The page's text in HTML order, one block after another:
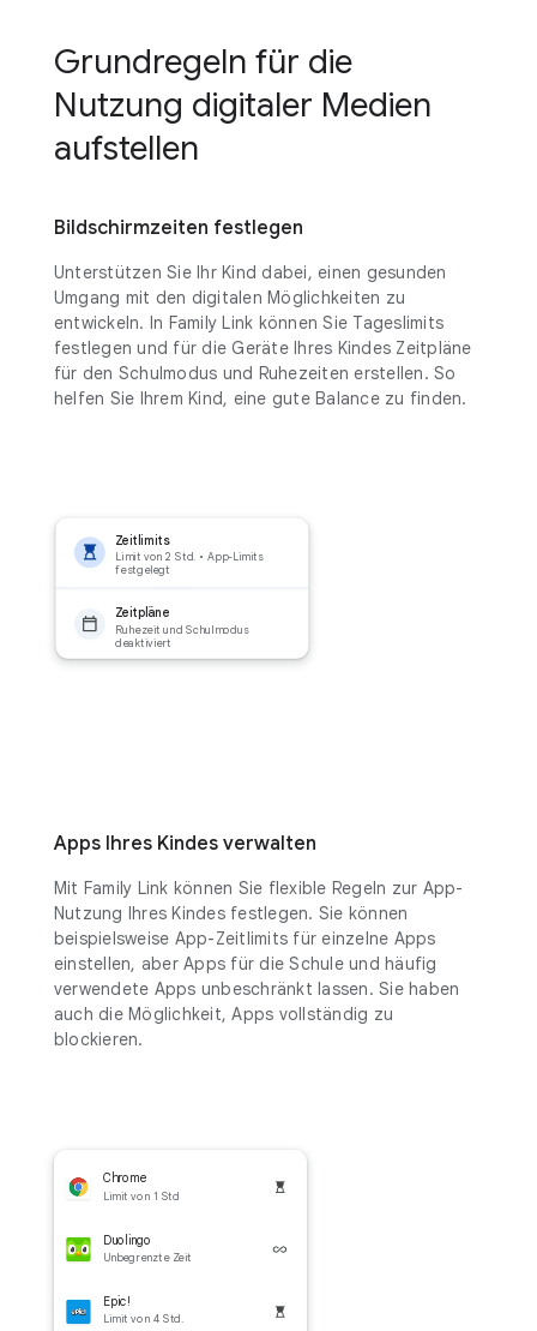
Grundregeln für die
Nutzung digitaler Medien
aufstellen
Bildschirmzeiten festlegen
Unterstützen Sie Ihr Kind dabei, einen gesunden
Umgang mit den digitalen Möglichkeiten zu
entwickeln. In Family Link können Sie Tageslimits
festlegen und für die Geräte Ihres Kindes Zeitpläne
für den Schulmodus und Ruhezeiten erstellen. So
helfen Sie Ihrem Kind, eine gute Balance zu finden.
Zeitlimits
Limit von 2 Std. • App-Limits
festgelegt
Ruhezeit und Schulmodus
deaktiviert
Zeitpläne
Apps Ihres Kindes verwalten
Mit Family Link können Sie flexible Regeln zur App-
Nutzung Ihres Kindes festlegen. Sie können
beispielsweise App-Zeitlimits für einzelne Apps
einstellen, aber Apps für die Schule und häufig
verwendete Apps unbeschränkt lassen. Sie haben
auch die Möglichkeit, Apps vollständig zu
blockieren.
Chrome
Limit von 1 Std
Duolingo
Unbegrenzte Zeit
Epic!
Limit von 4 Std.